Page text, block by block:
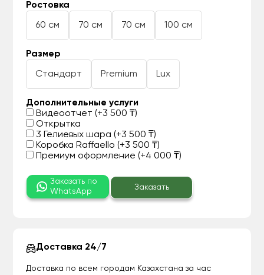
Ростовка
60 см 70 см 70 см 100 см
Размер
Стандарт Premium Lux
Дополнительные услуги
Видеоотчет (+3 500 ₸)
Открытка
3 Гелиевых шара (+3 500 ₸)
Коробка Raffaello (+3 500 ₸)
Премиум оформление (+4 000 ₸)
Заказать по
WhatsApp
Заказать
Доставка 24/7
Доставка по всем городам Казахстана за час